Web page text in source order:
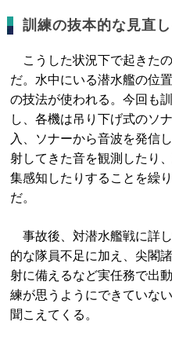
訓練の抜本的な見直
こうした状況下で起きた
だ。水中にいる潜水艦の位
の技法が使われる。今回も
し、各機は吊り下げ式のソ
入、ソナーから音波を発信
射してきた音を観測したり
集感知したりすることを繰
だ。
事故後、対潜水艦戦に詳
的な隊員不足に加え、尖閣
射に備えるなど実任務で出
練が思うようにできていな
聞こえてくる。